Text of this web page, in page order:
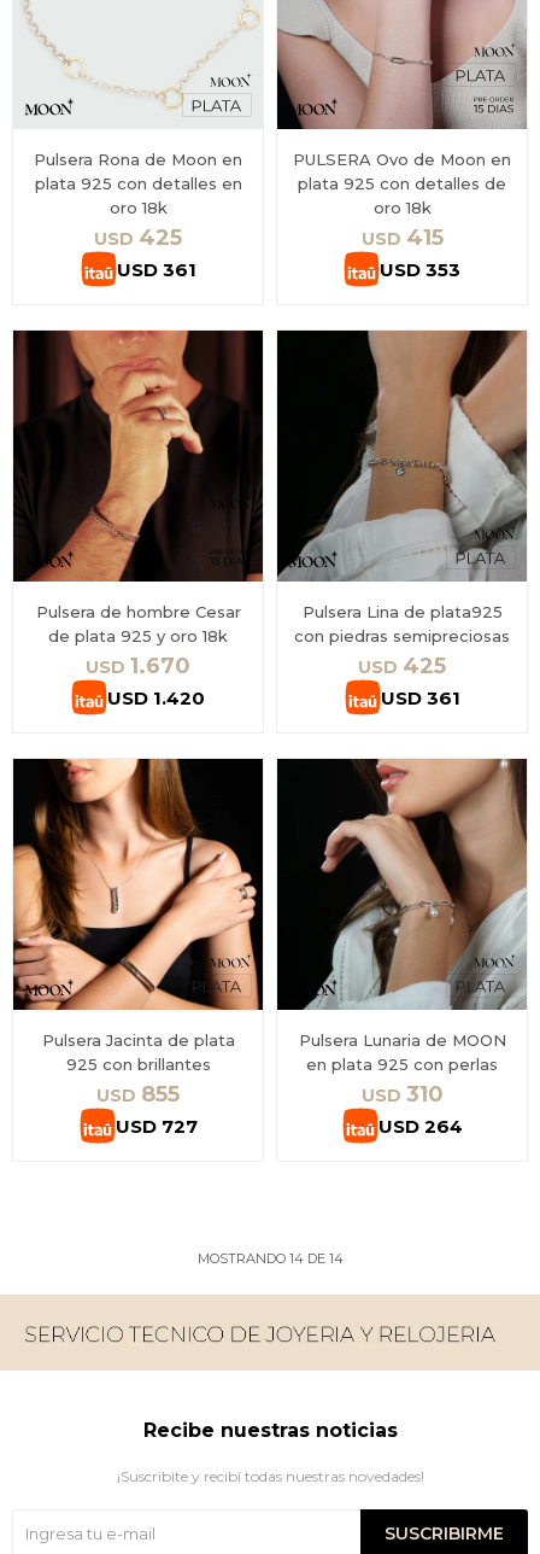
Pulsera Rona de Moon en
plata 925 con detalles en
oro 18k
USD 425
USD 361
PULSERA Ovo de Moon en
plata 925 con detalles de
oro 18k
USD 415
USD 353
Pulsera de hombre Cesar
de plata 925 y oro 18k
USD 1.670
USD 1.420
Pulsera Lina de plata925
con piedras semipreciosas
USD 425
USD 361
Pulsera Jacinta de plata
925 con brillantes
USD 855
USD 727
Pulsera Lunaria de MOON
en plata 925 con perlas
USD 310
USD 264
MOSTRANDO 14DE 14
Recibe nuestras noticias
¡Suscribite y recibí todas nuestras novedades!
SUSCRIBIRME